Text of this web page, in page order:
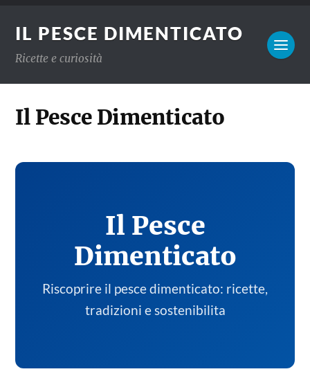
IL PESCE DIMENTICATO
Ricette e curiosità
Il Pesce Dimenticato
Il Pesce
Dimenticato
Riscoprire il pesce dimenticato: ricette,
tradizioni e sostenibilita